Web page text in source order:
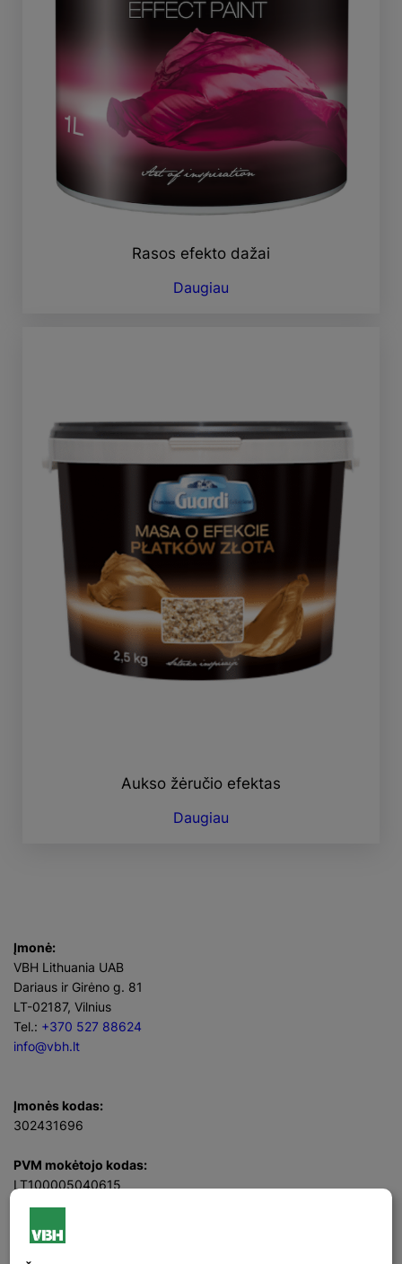
Rasos efekto dažai
Daugiau
Aukso žėručio efektas
Daugiau
Įmonė:
VBH Lithuania UAB
Dariaus ir Girėno g. 81
LT-02187, Vilnius
Tel.: +370 527 88624
info@vbh.lt
Įmonės kodas:
302431696
PVM mokėtojo kodas:
LT100005040615
Direktorius
Facebook